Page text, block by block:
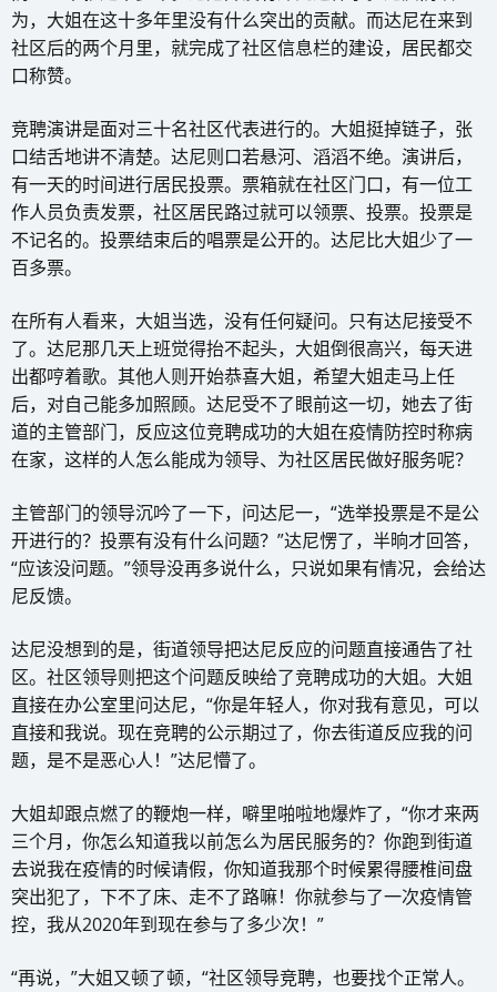
为，大姐在这十多年里没有什么突出的贡献。而达尼在来到
社区后的两个月里，就完成了社区信息栏的建设，居民都交
口称赞。
竞聘演讲是面对三十名社区代表进行的。大姐挺掉链子，张
口结舌地讲不清楚。达尼则口若悬河、滔滔不绝。演讲后，
有一天的时间进行居民投票。票箱就在社区门口，有一位工
作人员负责发票，社区居民路过就可以领票、投票。投票是
不记名的。投票结束后的唱票是公开的。达尼比大姐少了一
百多票。
在所有人看来，大姐当选，没有任何疑问。只有达尼接受不
了。达尼那几天上班觉得抬不起头，大姐倒很高兴，每天进
出都哼着歌。其他人则开始恭喜大姐，希望大姐走马上任
后，对自己能多加照顾。达尼受不了眼前这一切，她去了街
道的主管部门，反应这位竞聘成功的大姐在疫情防控时称病
在家，这样的人怎么能成为领导、为社区居民做好服务呢？
主管部门的领导沉吟了一下，问达尼一，“选举投票是不是公
开进行的？投票有没有什么问题？”达尼愣了，半晌才回答，
“应该没问题。”领导没再多说什么，只说如果有情况，会给达
尼反馈。
达尼没想到的是，街道领导把达尼反应的问题直接通告了社
区。社区领导则把这个问题反映给了竞聘成功的大姐。大姐
直接在办公室里问达尼，“你是年轻人，你对我有意见，可以
直接和我说。现在竞聘的公示期过了，你去街道反应我的问
题，是不是恶心人！”达尼懵了。
大姐却跟点燃了的鞭炮一样，噼里啪啦地爆炸了，“你才来两
三个月，你怎么知道我以前怎么为居民服务的？你跑到街道
去说我在疫情的时候请假，你知道我那个时候累得腰椎间盘
突出犯了，下不了床、走不了路嘛！你就参与了一次疫情管
控，我从2020年到现在参与了多少次！”
“再说，”大姐又顿了顿，“社区领导竞聘，也要找个正常人。